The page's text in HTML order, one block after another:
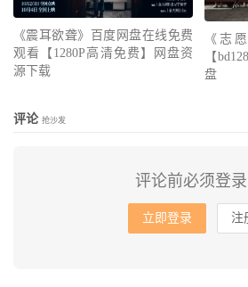
《震耳欲聋》百度网盘在线免费
观看【1280P高清免费】网盘资
源下载
《志
【
盘
评论 抢沙发
评论前必须登录
立即登录 注